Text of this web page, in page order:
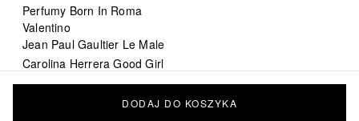
Perfumy Born In Roma
Valentino
Jean Paul Gaultier Le Male
Carolina Herrera Good Girl
DIOR Sauvage
Chanel Bleu de ChanelDODAJ DO KOSZYKA